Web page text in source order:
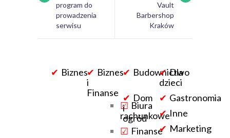
program do
prowadzenia
serwisu
Vault
Barbershop
Kraków
Biznes
Biznes
i
Finanse
Biura
rachunkowe
Finanse
Budownictwo
Dla
dzieci
Dom
i
ogród
Gastronomia
Inne
Marketing